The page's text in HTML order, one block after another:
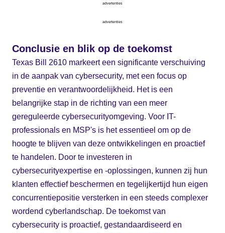
advertenties
advertenties
Conclusie en blik op de toekomst
Texas Bill 2610 markeert een significante verschuiving
in de aanpak van cybersecurity, met een focus op
preventie en verantwoordelijkheid. Het is een
belangrijke stap in de richting van een meer
gereguleerde cybersecurityomgeving. Voor IT-
professionals en MSP's is het essentieel om op de
hoogte te blijven van deze ontwikkelingen en proactief
te handelen. Door te investeren in
cybersecurityexpertise en -oplossingen, kunnen zij hun
klanten effectief beschermen en tegelijkertijd hun eigen
concurrentiepositie versterken in een steeds complexer
wordend cyberlandschap. De toekomst van
cybersecurity is proactief, gestandaardiseerd en